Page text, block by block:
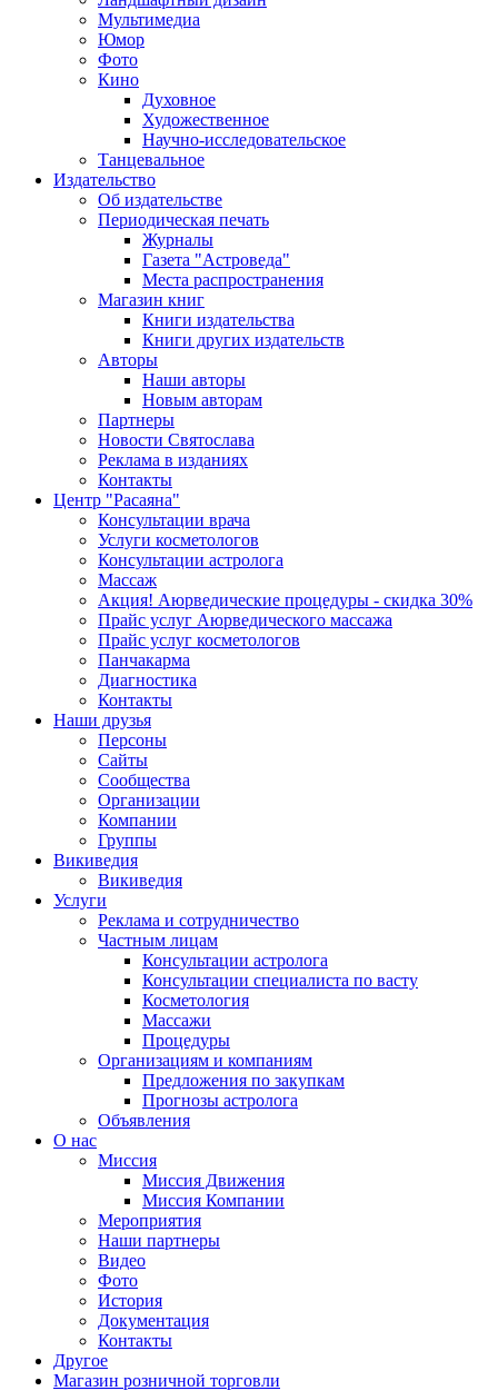
Мультимедиа
Юмор
Фото
Кино
Духовное
Художественное
Научно-исследовательское
Танцевальное
Издательство
Об издательстве
Периодическая печать
Журналы
Газета "Астроведа"
Места распространения
Магазин книг
Книги издательства
Книги других издательств
Авторы
Наши авторы
Новым авторам
Партнеры
Новости Святослава
Реклама в изданиях
Контакты
Центр "Расаяна"
Консультации врача
Услуги косметологов
Консультации астролога
Массаж
Акция! Аюрведические процедуры - скидка 30%
Прайс услуг Аюрведического массажа
Прайс услуг косметологов
Панчакарма
Диагностика
Контакты
Наши друзья
Персоны
Сайты
Сообщества
Организации
Компании
Группы
Викиведия
Викиведия
Услуги
Реклама и сотрудничество
Частным лицам
Консультации астролога
Консультации специалиста по васту
Косметология
Массажи
Процедуры
Организациям и компаниям
Предложения по закупкам
Прогнозы астролога
Объявления
О нас
Миссия
Миссия Движения
Миссия Компании
Мероприятия
Наши партнеры
Видео
Фото
История
Документация
Контакты
Другое
Магазин розничной торговли